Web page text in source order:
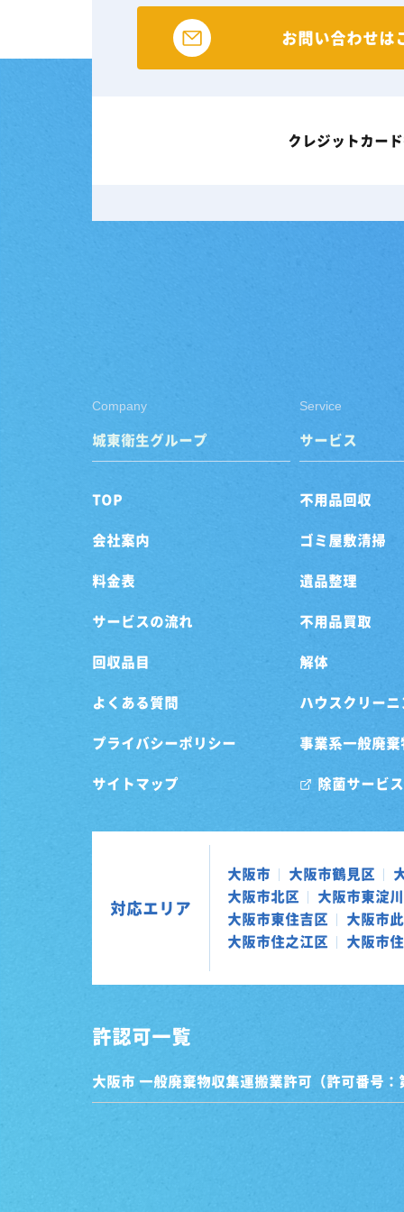
お問い合わせは
クレジットカー
Company
城東衛生グループ
TOP
会社案内
料金表
サービスの流れ
回収品目
よくある質問
プライバシーポリシー
サイトマップ
Service
サービス
不用品回収
ゴミ屋敷清掃
遺品整理
不用品買取
解体
ハウスクリーニ
事業系一般廃
除菌サービス
対応エリア
大阪市 大阪市鶴見区
大阪市北区
大阪市東淀
大阪市東住吉区
大阪市
大阪市住之江区
大阪市
許認可一覧
大阪市 一般廃棄物収集運搬業許可（許可番号